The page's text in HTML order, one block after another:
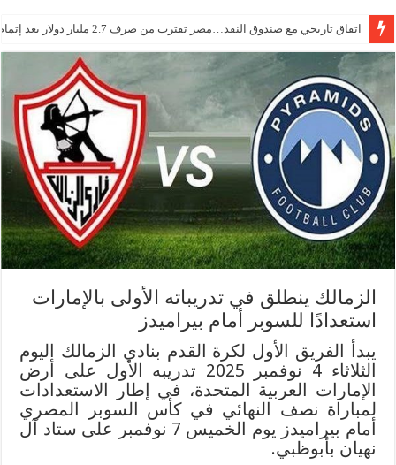
اتفاق تاريخي مع صندوق النقد…مصر تقترب من صرف 2.7 مليار دولار بعد إتمام المراجعتين
الزمالك ينطلق في تدريباته الأولى بالإمارات
استعدادًا للسوبر أمام بيراميدز
يبدأ الفريق الأول لكرة القدم بنادي الزمالك اليوم
الثلاثاء 4 نوفمبر 2025 تدريبه الأول على أرض
الإمارات العربية المتحدة، في إطار الاستعدادات
لمباراة نصف النهائي في كأس السوبر المصري
أمام بيراميدز يوم الخميس 7 نوفمبر على ستاد آل
نهيان بأبوظبي.